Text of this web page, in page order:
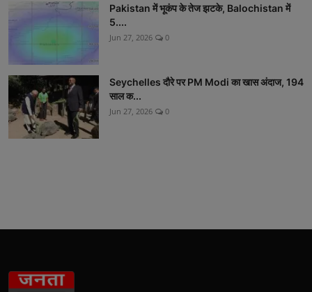
Pakistan में भूकंप के तेज झटके, Balochistan में
5....
Jun 27, 2026 0
Seychelles दौरे पर PM Modi का खास अंदाज, 194
साल क...
Jun 27, 2026 0